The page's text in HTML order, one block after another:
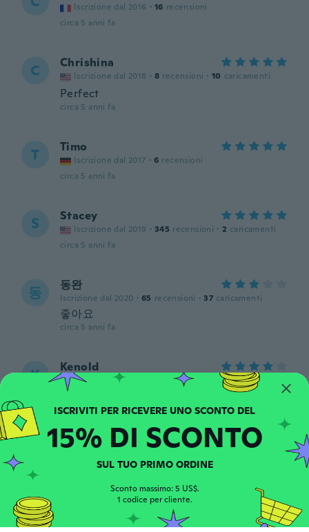
Iscrizione dal 2016 · 16 recensioni
circa 5 anni fa
C Chrishina
Iscrizione dal 2018 · 8 recensioni · 10 caricamenti
Perfect
circa 5 anni fa
T Timo
Iscrizione dal 2017 · 6 recensioni
circa 5 anni fa
S Stacey
Iscrizione dal 2019 · 345 recensioni · 2 caricamenti
circa 5 anni fa
동 동완
Iscrizione dal 2020 · 65 recensioni · 37 caricamenti
좋아요
circa 5 anni fa
K Kenold
Iscrizione dal 2020
recensioni
circa 5 anni fa
S Sherri
Iscrizione dal 2019 · 20 recensioni
circa 5 anni fa
F Iscrizione dal 2020 26 recensioni
caricamenti
15% DI SCONTO
SUL TUO PRIMO ORDINE
Sconto massimo: 5 US$.
1 codice per cliente.